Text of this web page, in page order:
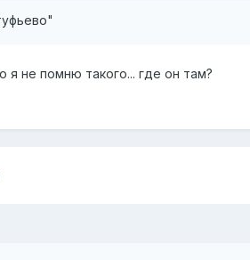
я не помню такого... где он там?